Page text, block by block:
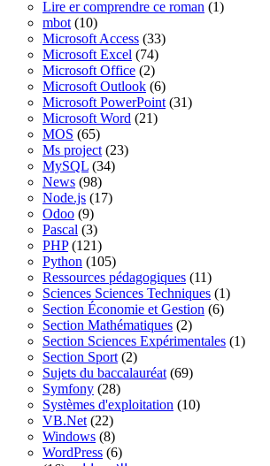
Lire er comprendre ce roman (1)
mbot (10)
Microsoft Access (33)
Microsoft Excel (74)
Microsoft Office (2)
Microsoft Outlook (6)
Microsoft PowerPoint (31)
Microsoft Word (21)
MOS (65)
Ms project (23)
MySQL (34)
News (98)
Node.js (17)
Odoo (9)
Pascal (3)
PHP(121)
Python (105)
Ressources pédagogiques (11)
Sciences Sciences Techniques (1)
Section Économie et Gestion (6)
Section Mathématiques (2)
Section Sciences Expérimentales (1)
Section Sport (2)
Sujets du baccalauréat (69)
Symfony (28)
Systèmes d'exploitation (10)
VB.Net (22)
Windows (8)
WordPress (6)